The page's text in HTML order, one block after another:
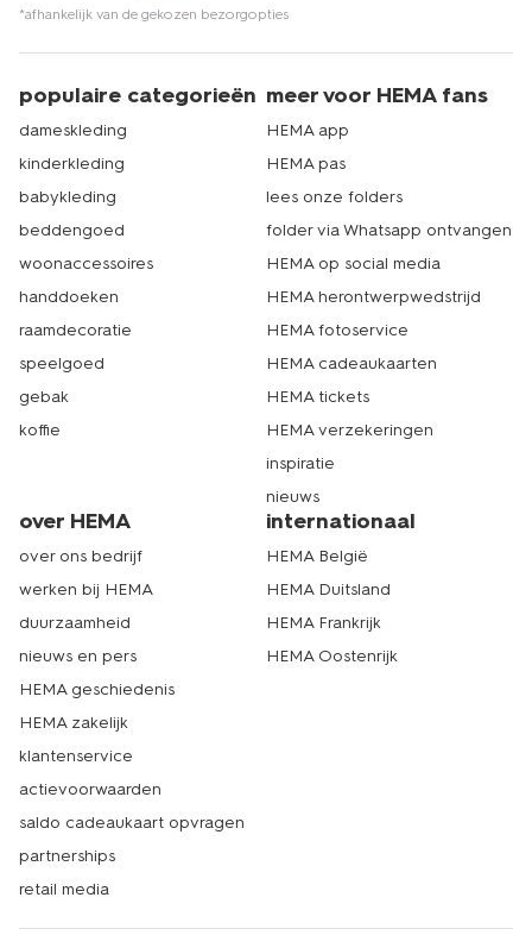
*afhankelijk van de gekozen bezorgopties
populaire categorieën
dameskleding
kinderkleding
babykleding
beddengoed
woonaccessoires
handdoeken
raamdecoratie
speelgoed
gebak
koffie
meer voor HEMA fans
HEMA app
HEMA pas
lees onze folders
folder via Whatsapp ontvangen
HEMA op social media
HEMA herontwerpwedstrijd
HEMA fotoservice
HEMA cadeaukaarten
HEMA tickets
HEMA verzekeringen
inspiratie
nieuws
over HEMA
over ons bedrijf
werken bij HEMA
duurzaamheid
nieuws en pers
HEMA geschiedenis
HEMA zakelijk
klantenservice
actievoorwaarden
saldo cadeaukaart opvragen
partnerships
retail media
internationaal
HEMA België
HEMA Duitsland
HEMA Frankrijk
HEMA Oostenrijk